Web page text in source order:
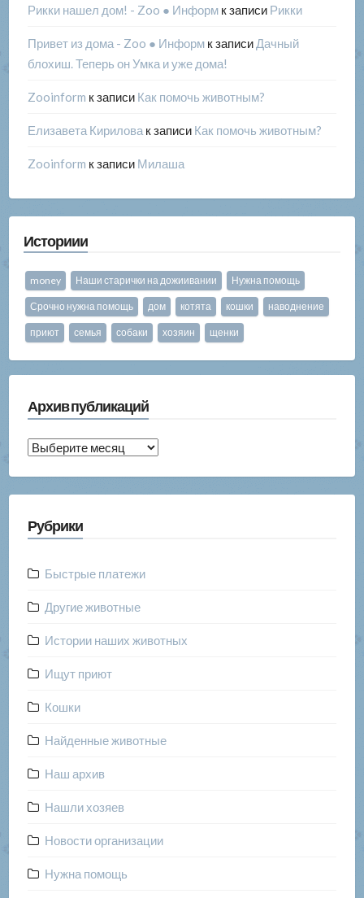
Рикки нашел дом! - Zoo ● Информк записи Рикки
Привет из дома - Zoo ● Информк записи Дачный
блохиш. Теперь он Умка и уже дома!
Zooinform к записи Как помочь животным?
Елизавета Кириловак записи Как помочь животным?
Zooinform к записи Милаша
Историии
money Наши старички на дожиивании Нужна помощь
Срочно нужна помощь дом котята кошки наводнение
приют семья собаки хозяин щенки
Архив публикаций
Архив
Рубрики
Быстрые платежи
Другие животные
Истории наших животных
Ищут приют
Кошки
Найденные животные
Наш архив
Нашли хозяев
Новости организации
Нужна помощь